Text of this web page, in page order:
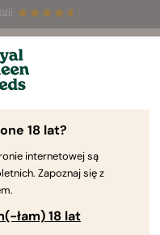
: do 50% zniżki
⏤
i produkty
18 lat?
internetowej są
Zapoznaj się z
łam) 18 lat